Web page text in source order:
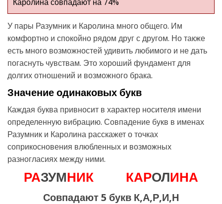
Каролина совпадают на 74%
У пары Разумник и Каролина много общего. Им
комфортно и спокойно рядом друг с другом. Но также
есть много возможностей удивить любимого и не дать
погаснуть чувствам. Это хороший фундамент для
долгих отношений и возможного брака.
Значение одинаковых букв
Каждая буква привносит в характер носителя имени
определенную вибрацию. Совпадение букв в именах
Разумник и Каролина расскажет о точках
соприкосновения влюбленных и возможных
разногласиях между ними.
РАЗУМНИК КАРОЛИНА
Совпадают 5 букв К,А,Р,И,Н